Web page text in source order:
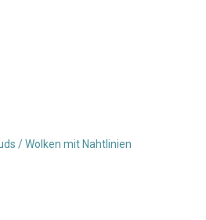
/ Wolken mit Nahtlinien